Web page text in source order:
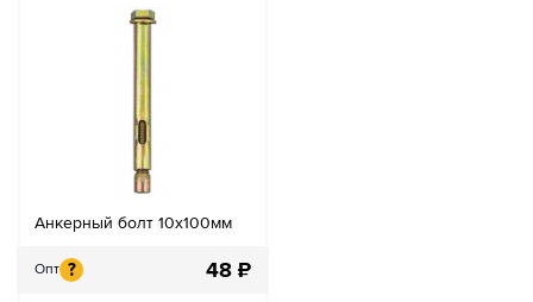
Анкерный болт 10х100мм
Опт ? 48 ₽